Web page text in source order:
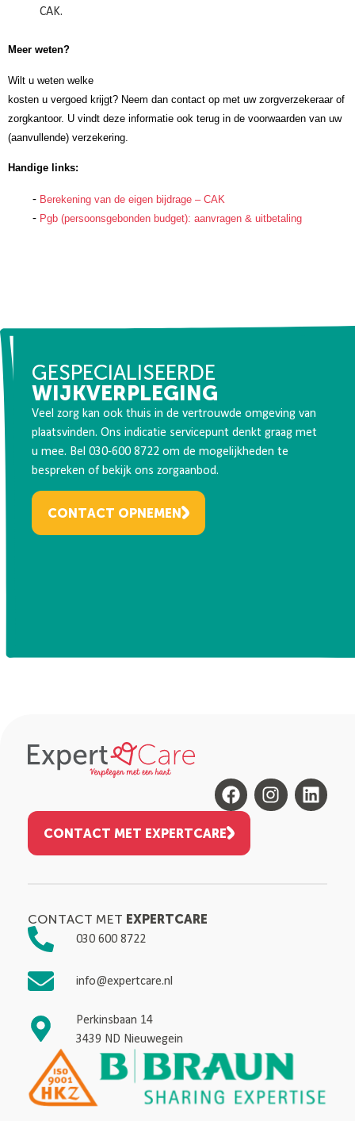
CAK.
Meer weten?
Wilt u weten welke
kosten u vergoed krijgt? Neem dan contact op met uw zorgverzekeraar of
zorgkantoor. U vindt deze informatie ook terug in de voorwaarden van uw
(aanvullende) verzekering.
Handige links:
Berekening van de eigen bijdrage – CAK
Pgb (persoonsgebonden budget): aanvragen & uitbetaling
GESPECIALISEERDE
WIJKVERPLEGING
Veel zorg kan ook thuis in de vertrouwde omgeving van
plaatsvinden. Ons indicatie servicepunt denkt graag met
u mee. Bel 030-600 8722 om de mogelijkheden te
bespreken of bekijk ons zorgaanbod.
CONTACT OPNEMEN
CONTACT MET EXPERTCARE
CONTACT MET EXPERTCARE
030 600 8722
info@expertcare.nl
Perkinsbaan 14
3439 ND Nieuwegein